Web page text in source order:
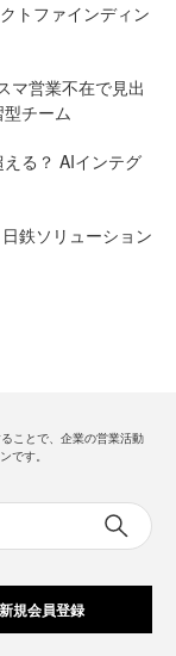
トファインディン
マ営業不在で見出
チーム
る？ AIインテグ
鉄ソリューション
ことで、企業の営業活動
です。
新規会員登録